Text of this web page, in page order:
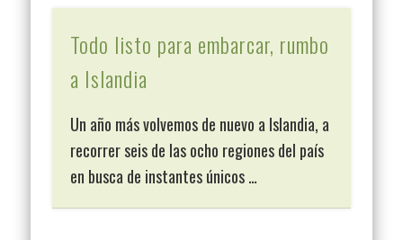
Todo listo para embarcar, rumbo
a Islandia
Un año más volvemos de nuevo a Islandia, a
recorrer seis de las ocho regiones del país
en busca de instantes únicos …